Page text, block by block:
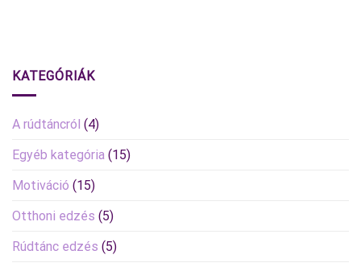
KATEGÓRIÁK
A rúdtáncról (4)
Egyéb kategória (15)
Motiváció (15)
Otthoni edzés (5)
Rúdtánc edzés (5)